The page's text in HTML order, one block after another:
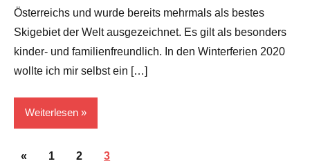
Österreichs und wurde bereits mehrmals als bestes
Skigebiet der Welt ausgezeichnet. Es gilt als besonders
kinder- und familienfreundlich. In den Winterferien 2020
wollte ich mir selbst ein […]
Weiterlesen
Österreich
Seitennummerierung
«Vorherige
1 2 3